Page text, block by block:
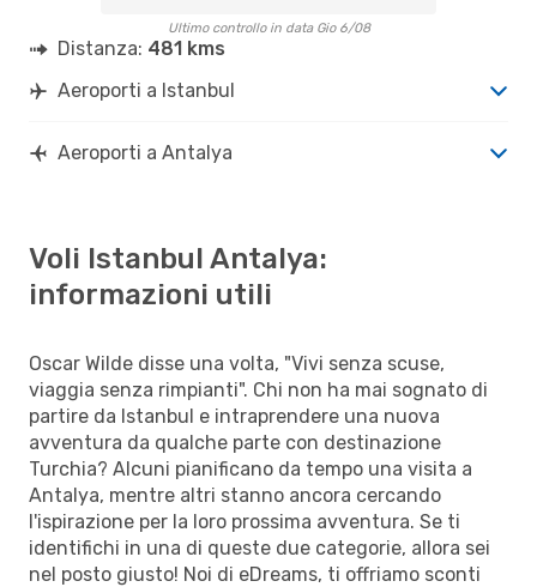
Ultimo controllo in data Gio 6/08
Distanza: 481 kms
Aeroporti a Istanbul
Aeroporti a Antalya
Voli Istanbul Antalya:
informazioni utili
Oscar Wilde disse una volta, "Vivi senza scuse,
viaggia senza rimpianti". Chi non ha mai sognato di
partire da Istanbul e intraprendere una nuova
avventura da qualche parte con destinazione
Turchia? Alcuni pianificano da tempo una visita a
Antalya, mentre altri stanno ancora cercando
l'ispirazione per la loro prossima avventura. Se ti
identifichi in una di queste due categorie, allora sei
nel posto giusto! Noi di eDreams, ti offriamo sconti